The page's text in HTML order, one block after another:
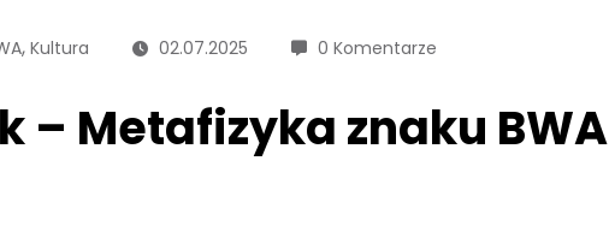
, Kultura 02.07.2025 0 Komentarze
– Metafizyka znaku BWA